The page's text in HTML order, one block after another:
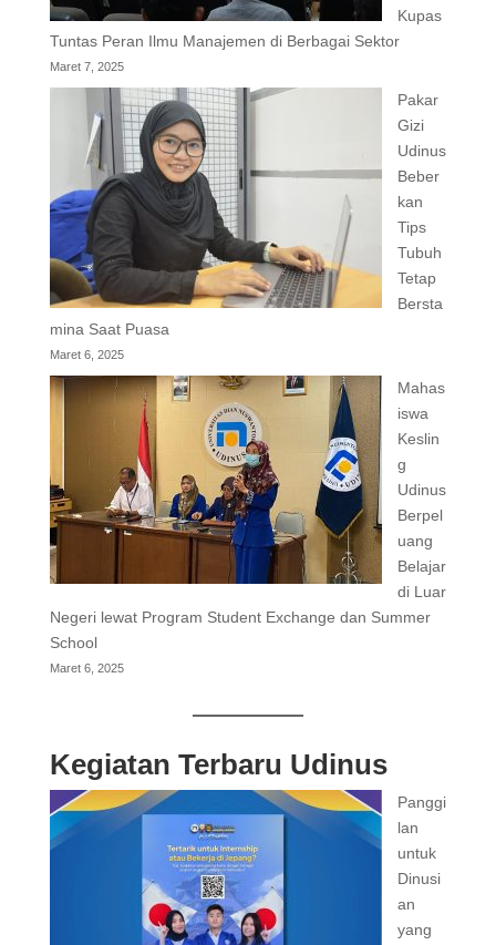
Kupas
Tuntas Peran Ilmu Manajemen di Berbagai Sektor
Maret 7, 2025
Pakar
Gizi
Udinus
Beber
kan
Tips
Tubuh
Tetap
Bersta
mina Saat Puasa
Maret 6, 2025
Mahas
iswa
Keslin
g
Udinus
Berpel
uang
Belajar
di Luar
Negeri lewat Program Student Exchange dan Summer
School
Maret 6, 2025
Kegiatan Terbaru Udinus
Panggi
lan
untuk
Dinusi
an
yang